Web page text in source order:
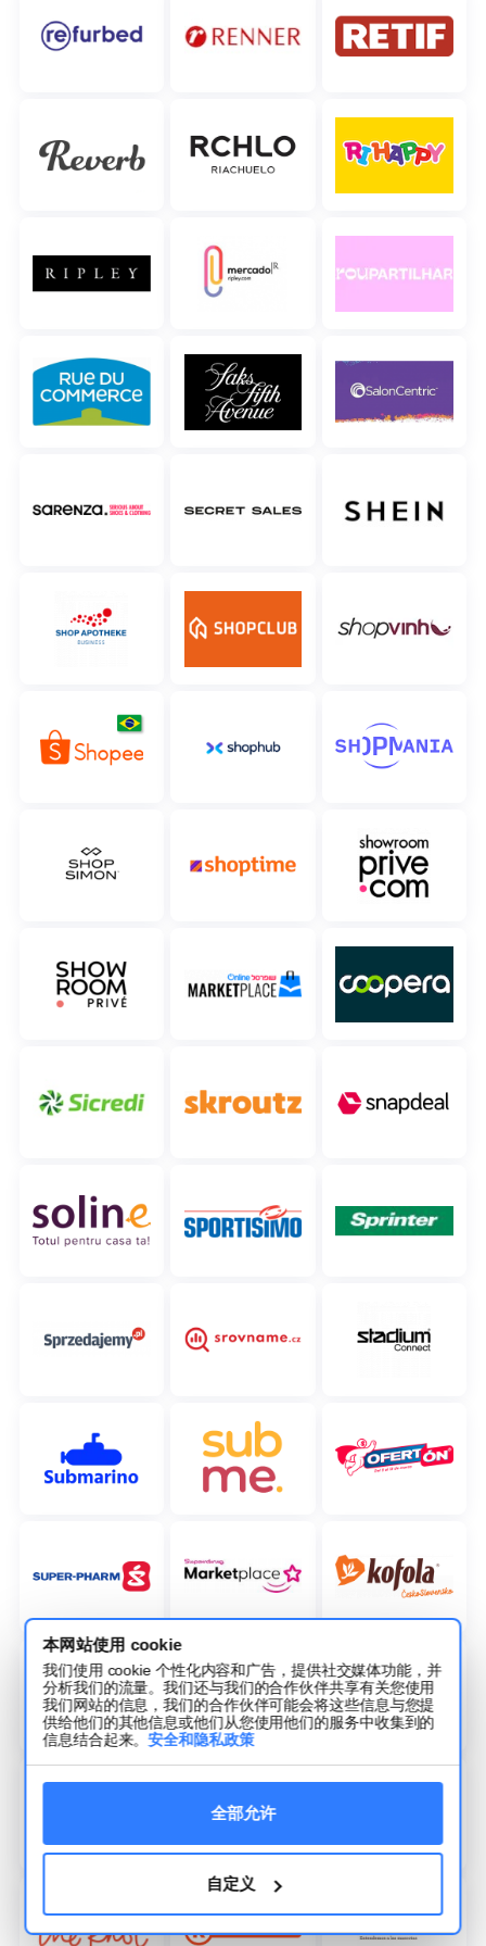
本网站使用 cookie
我们使用 cookie 个性化内容和广告，提供社交媒体功能，并
分析我们的流量。我们还与我们的合作伙伴共享有关您使用
我们网站的信息，我们的合作伙伴可能会将这些信息与您提
供给他们的其他信息或他们从您使用他们的服务中收集到的
信息结合起来。安全和隐私政策
全部允许
自定义